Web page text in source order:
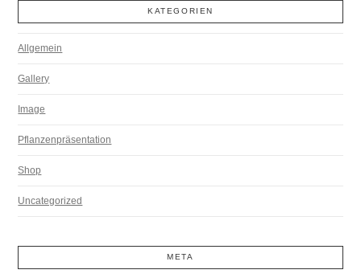
KATEGORIEN
Allgemein
Gallery
Image
Pflanzenpräsentation
Shop
Uncategorized
META